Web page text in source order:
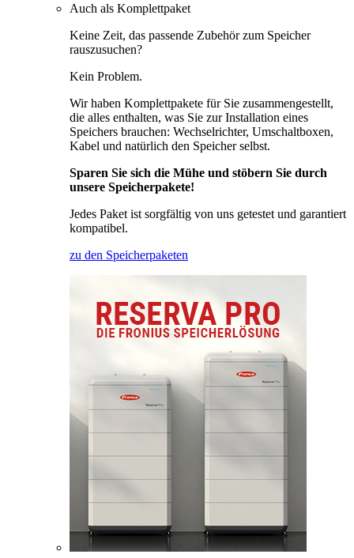
Auch als Komplettpaket
Keine Zeit, das passende Zubehör zum Speicher
rauszusuchen?
Kein Problem.
Wir haben Komplettpakete für Sie zusammengestellt,
die alles enthalten, was Sie zur Installation eines
Speichers brauchen: Wechselrichter, Umschaltboxen,
Kabel und natürlich den Speicher selbst.
Sparen Sie sich die Mühe und stöbern Sie durch
unsere Speicherpakete!
Jedes Paket ist sorgfältig von uns getestet und garantiert
kompatibel.
zu den Speicherpaketen